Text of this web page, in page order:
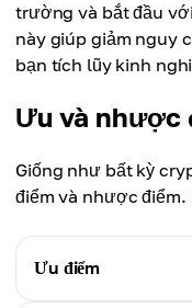
trường và bắt đầu
này giúp giảm nguy
bạn tích lũy kinh
Ưu và nhược
Giống như bất kỳ
điểm và nhược
Ưu điểm